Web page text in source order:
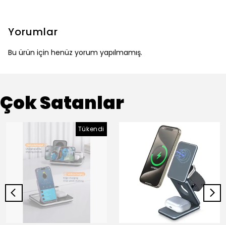
Yorumlar
Bu ürün için henüz yorum yapılmamış.
Çok Satanlar
Tükendi